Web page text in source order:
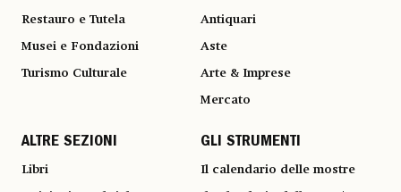
Restauro e Tutela
Musei e Fondazioni
Turismo Culturale
Antiquari
Aste
Arte & Imprese
Mercato
ALTRE SEZIONI
Libri
GLI STRUMENTI
Il calendario delle mostre